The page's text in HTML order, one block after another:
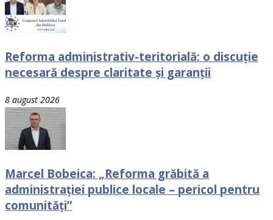
Reforma administrativ-teritorială: o discuție
necesară despre claritate și garanții
8 august 2026
Marcel Bobeica: „Reforma grăbită a
administrației publice locale – pericol pentru
comunități”